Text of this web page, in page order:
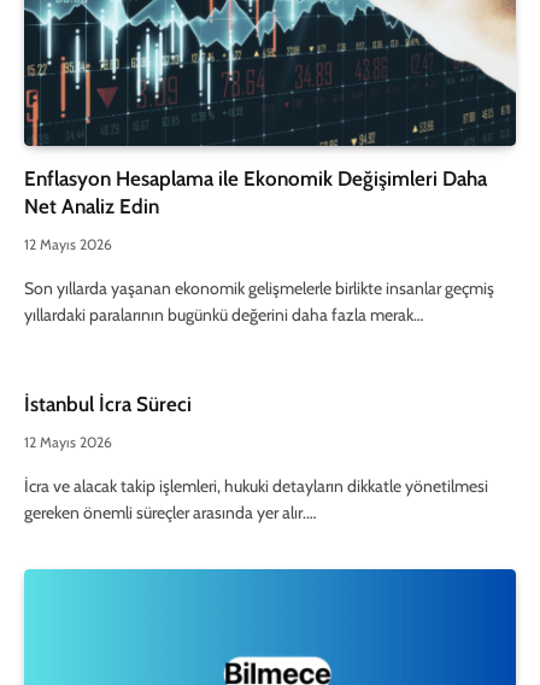
Enflasyon Hesaplama ile Ekonomik Değişimleri Daha
Net Analiz Edin
12 Mayıs 2026
Son yıllarda yaşanan ekonomik gelişmelerle birlikte insanlar geçmiş
yıllardaki paralarının bugünkü değerini daha fazla merak…
İstanbul İcra Süreci
12 Mayıs 2026
İcra ve alacak takip işlemleri, hukuki detayların dikkatle yönetilmesi
gereken önemli süreçler arasında yer alır.…